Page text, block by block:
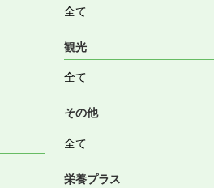
全て
観光
全て
その他
全て
栄養プラス